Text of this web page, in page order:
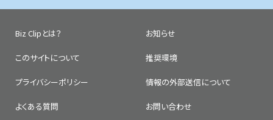
Biz Clipとは？ お知らせ
このサイトについて 推奨環境
プライバシーポリシー 情報の外部送信について
よくある質問 お問い合わせ